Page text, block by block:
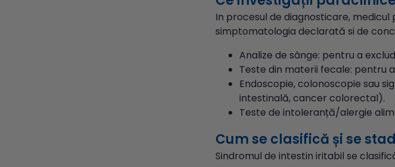
In procesul de diagnosticare,
simptomatologia declarată si de
Analize de sânge: pentru a
Teste din materii fecale: pentru
Endoscopie, colonoscopie sau
intestinală, cancer colorectal).
Teste de intoleranță/alergie
Cum se clasifică și se
Sindromul de intestin iritabil se